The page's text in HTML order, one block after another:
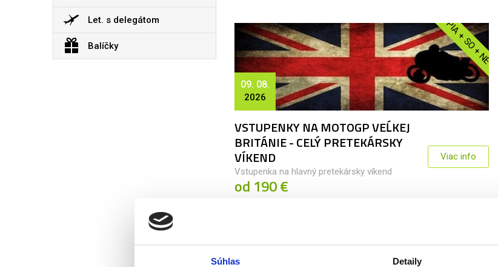
Súhlas Detaily
PIA + SO + NE
09. 08.
2026
VSTUPENKY NA MOTOGP VEĹKEJ
BRITÁNIE - CELÝ PRETEKÁRSKY
VÍKEND
Vstupenka na hlavný pretekársky víkend
od 190 €
Viac info
VSTUPENKA
Let. s delegátom
Balíčky